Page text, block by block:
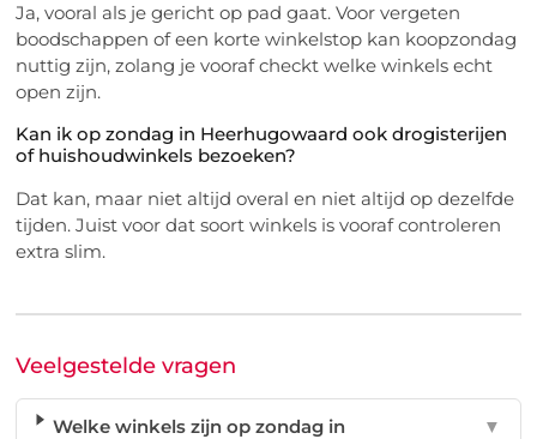
Ja, vooral als je gericht op pad gaat. Voor vergeten
boodschappen of een korte winkelstop kan koopzondag
nuttig zijn, zolang je vooraf checkt welke winkels echt
open zijn.
Kan ik op zondag in Heerhugowaard ook drogisterijen
of huishoudwinkels bezoeken?
Dat kan, maar niet altijd overal en niet altijd op dezelfde
tijden. Juist voor dat soort winkels is vooraf controleren
extra slim.
Veelgestelde vragen
Welke winkels zijn op zondag in
▼